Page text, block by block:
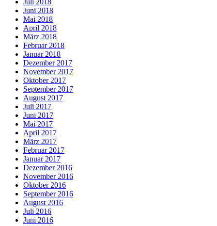
Juni 2018
Mai 2018
April 2018
März 2018
Februar 2018
Januar 2018
Dezember 2017
November 2017
Oktober 2017
September 2017
August 2017
Juli 2017
Juni 2017
Mai 2017
April 2017
März 2017
Februar 2017
Januar 2017
Dezember 2016
November 2016
Oktober 2016
September 2016
August 2016
Juli 2016
Juni 2016